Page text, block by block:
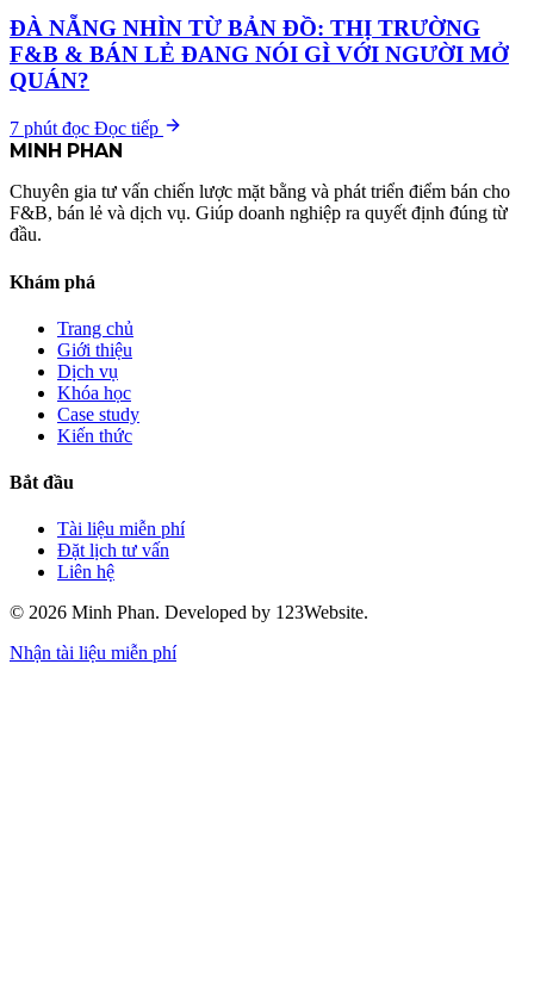
ĐÀ NẴNG NHÌN TỪ BẢN ĐỒ: THỊ TRƯỜNG
F&B & BÁN LẺ ĐANG NÓI GÌ VỚI NGƯỜI MỞ
QUÁN?
7 phút đọc Đọc tiếp
MINH PHAN
Chuyên gia tư vấn chiến lược mặt bằng và phát triển điểm bán cho
F&B, bán lẻ và dịch vụ. Giúp doanh nghiệp ra quyết định đúng từ
đầu.
Khám phá
Trang chủ
Giới thiệu
Dịch vụ
Khóa học
Case study
Kiến thức
Bắt đầu
Tài liệu miễn phí
Đặt lịch tư vấn
Liên hệ
© 2026 Minh Phan. Developed by 123Website.
Nhận tài liệu miễn phí